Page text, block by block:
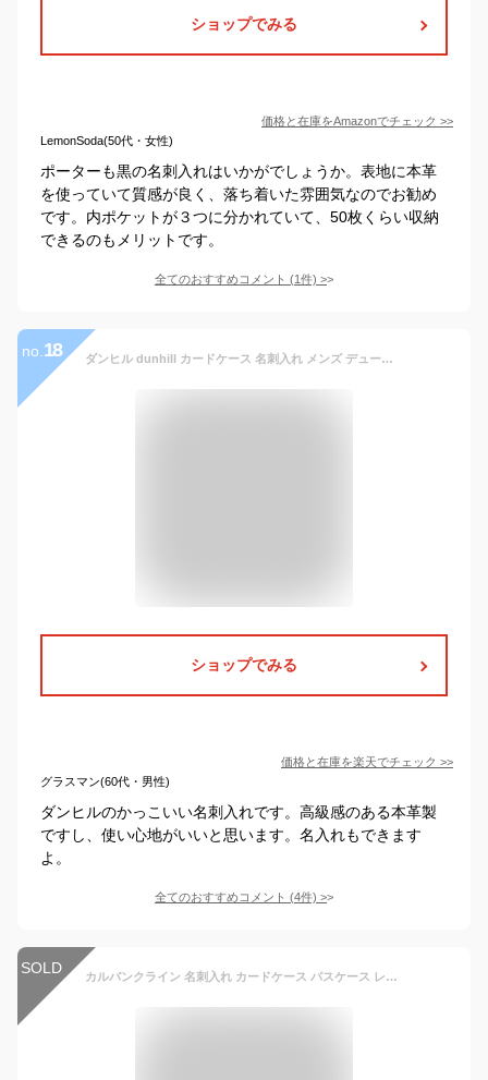
ショップでみる
価格と在庫をAmazonでチェック >>
LemonSoda(50代・女性)
ポーターも黒の名刺入れはいかがでしょうか。表地に本革
を使っていて質感が良く、落ち着いた雰囲気なのでお勧め
です。内ポケットが３つに分かれていて、50枚くらい収納
できるのもメリットです。
全てのおすすめコメント (1件) >
no. 18 ダンヒル dunhill カードケース 名刺入れ メンズ デューク ファインレザー ブラック 20F2475GS001 箔押し名入れ可（工賃別売り）
ショップでみる
価格と在庫を楽天でチェック >>
グラスマン(60代・男性)
ダンヒルのかっこいい名刺入れです。高級感のある本革製
ですし、使い心地がいいと思います。名入れもできます
よ。
全てのおすすめコメント (4件) >
SOLD カルバンクライン 名刺入れ カードケース パスケース レザー 牛革【Calvin Klein CK メンズ ブランド レザー 送料無料 正規品 新品 2021年 ギフト プレゼント 黒 ブラック ネイビー】タット2 808613 バレンタインデー